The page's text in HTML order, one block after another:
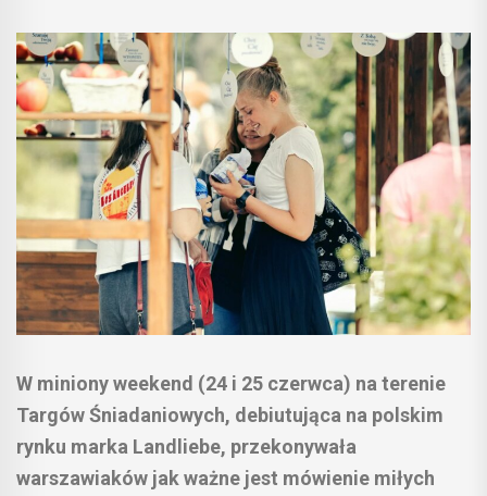
W miniony weekend (24 i 25 czerwca) na terenie
Targów Śniadaniowych, debiutująca na polskim
rynku marka Landliebe, przekonywała
warszawiaków jak ważne jest mówienie miłych